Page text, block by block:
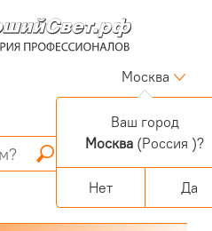
Москва
Войти
Регистрация
Корзина
0 позиций
Персональный раздел
Ваш город
Москва (Россия )?
Нет Да